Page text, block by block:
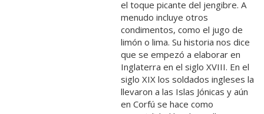
el toque picante del jengibre. A
menudo incluye otros
condimentos, como el jugo de
limón o lima. Su historia nos dice
que se empezó a elaborar en
Inglaterra en el siglo XVIII. En el
siglo XIX los soldados ingleses la
llevaron a las Islas Jónicas y aún
en Corfú se hace como